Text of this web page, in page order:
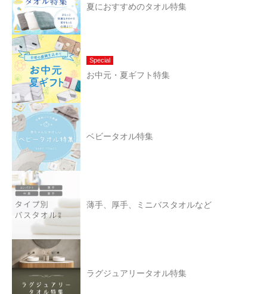
夏におすすめのタオル特集
Special
お中元・夏ギフト特集
ベビータオル特集
薄手、厚手、ミニバスタオルなど
ラグジュアリータオル特集